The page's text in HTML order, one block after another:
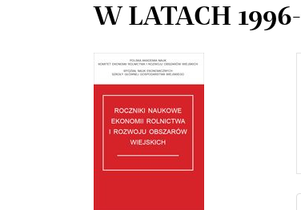
W LATACH
Article
Sidebar